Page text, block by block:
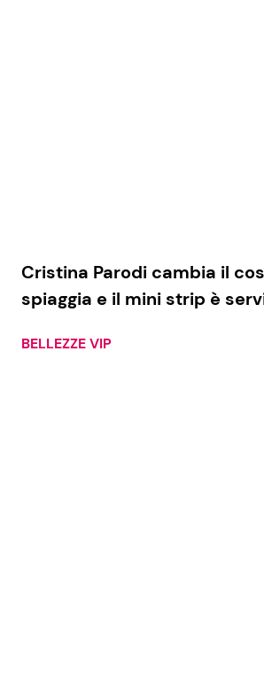
Cristina Parodi cambia il
spiaggia e il mini strip è
BELLEZZE VIP